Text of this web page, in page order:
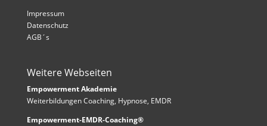
Impressum
Datenschutz
AGB´s
Weitere Webseiten
Empowerment Akademie
Weiterbildungen Coaching, Hypnose, EMDR
Empowerment-EMDR-Coaching®